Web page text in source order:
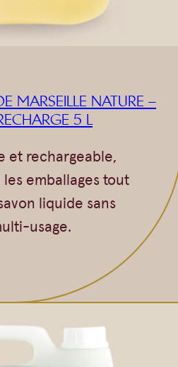
MARSEILLE NATURE –
5 L
et rechargeable,
emballages tout
liquide sans
usage.